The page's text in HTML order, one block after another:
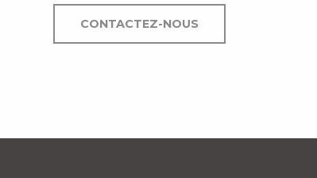
CONTACTEZ-NOUS